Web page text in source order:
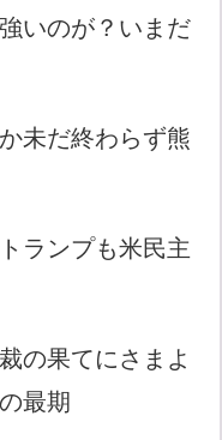
いのが？いまだ
未だ終わらず熊
ランプも米民主
の果てにさまよ
最期